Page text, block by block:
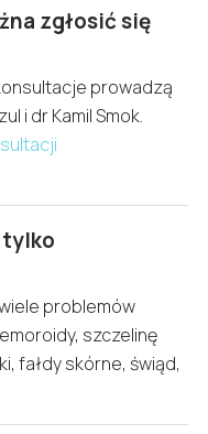
zgłosić się
prowadzą
i dr Kamil Smok.
tylko
problemów
szczelinę
fałdy skórne, świąd,